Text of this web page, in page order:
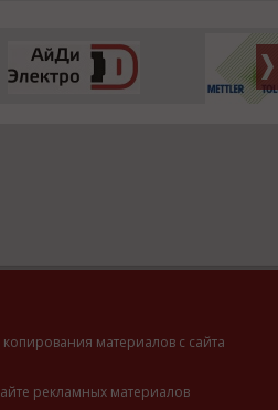
материалов с сайта
рекламных материалов